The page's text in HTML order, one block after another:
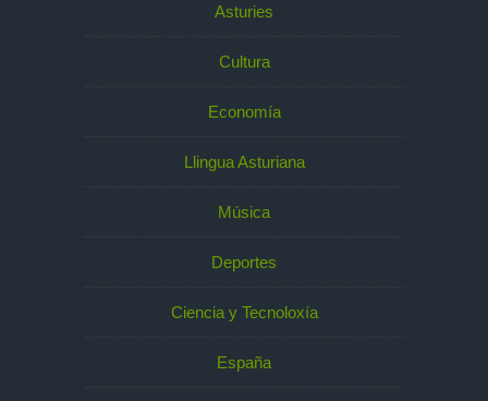
Asturies
Cultura
Economía
Llingua Asturiana
Música
Deportes
Ciencia y Tecnoloxía
España